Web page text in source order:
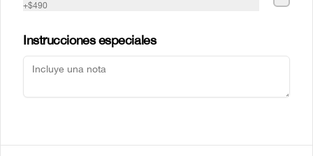
Mi cuenta
Iniciar sesión
+$490
Instrucciones especiales